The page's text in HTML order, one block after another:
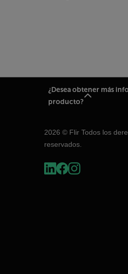
¿Desea obtener más
producto?
2026 © Flir Todos los
reservados.